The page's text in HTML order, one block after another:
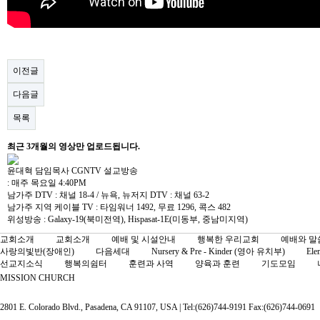
이전글
다음글
목록
최근 3개월의 영상만 업로드됩니다.
윤대혁 담임목사 CGNTV 설교방송
: 매주 목요일 4:40PM
남가주 DTV : 채널 18-4 / 뉴욕, 뉴저지 DTV : 채널 63-2
남가주 지역 케이블 TV : 타임워너 1492, 무료 1296, 콕스 482
위성방송 : Galaxy-19(북미전역), Hispasat-1E(미동부, 중남미지역)
교회소개
교회소개 예배 및 시설안내 행복한 우리교회 예배와 말
사랑의빛반(장애인)
다음세대 Nursery & Pre - Kinder (영아 유치부)
선교지소식
행복의쉼터 훈련과 사역 양육과 훈련 기도모임
MISSION CHURCH
2801 E. Colorado Blvd., Pasadena, CA 91107, USA | Tel:(626)744-9191 Fax:(626)744-0691